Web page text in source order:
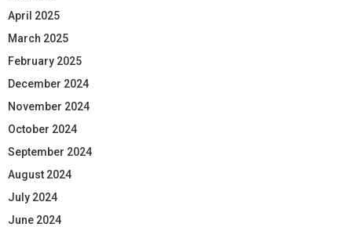
April 2025
March 2025
February 2025
December 2024
November 2024
October 2024
September 2024
August 2024
July 2024
June 2024